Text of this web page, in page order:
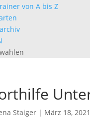
von A bis Z
Staiger | März 18, 2021